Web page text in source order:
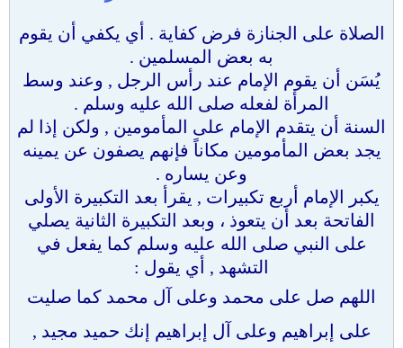
الصلاة على الجنازة فرض كفاية . أي يكفي أن يقوم
به بعض المسلمين .
يُسَن أن يقوم الإمام عند رأس الرجل , وعند وسط
المرأة لفعله صلى الله عليه وسلم .
السنة أن يتقدم الإمام على المأمومين , ولكن إذا لم
يجد بعض المأمومين مكاناً فإنهم يصفون عن يمينه
وعن يساره .
يكبر الإمام أربع تكبيرات , يقرأ بعد التكبيرة الأولى
الفاتحة بعد أن يتعوذ ، وبعد التكبيرة الثانية يصلي
على النبي صلى الله عليه وسلم كما يفعل في
التشهد , أي يقول :
اللهم صل على محمد وعلى آل محمد كما صليت
على إبراهيم وعلى آل إبراهيم إنك حميد مجيد ,